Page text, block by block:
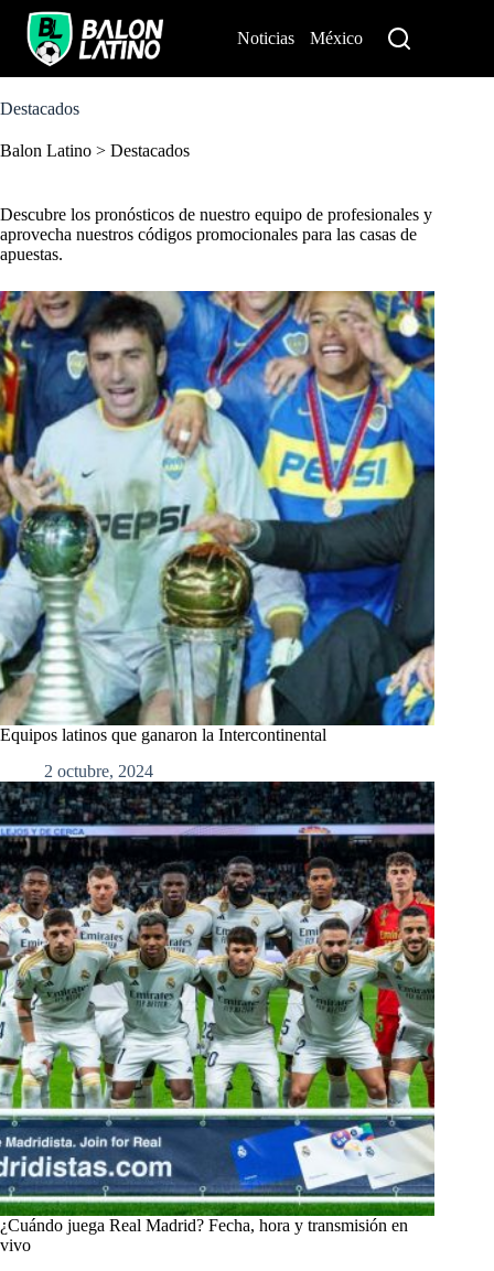
o
o
e
n
t
Noticias México
Destacados
Balon Latino > Destacados
Descubre los pronósticos de nuestro equipo de profesionales y
aprovecha nuestros códigos promocionales para las casas de
apuestas.
Equipos latinos que ganaron la Intercontinental
2 octubre, 2024
¿Cuándo juega Real Madrid? Fecha, hora y transmisión en
vivo